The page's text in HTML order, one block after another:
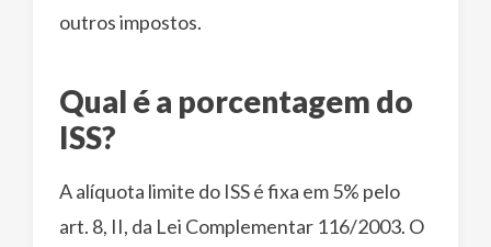
outros impostos.
Qual é a porcentagem do
ISS?
A alíquota limite do ISS é fixa em 5% pelo
art. 8, II, da Lei Complementar 116/2003. O